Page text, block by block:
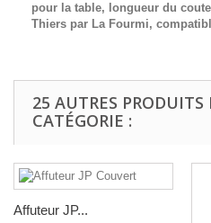
pour la table, longueur du
Thiers par La Fourmi,
25 AUTRES
CATÉGORIE :
Affuteur JP...